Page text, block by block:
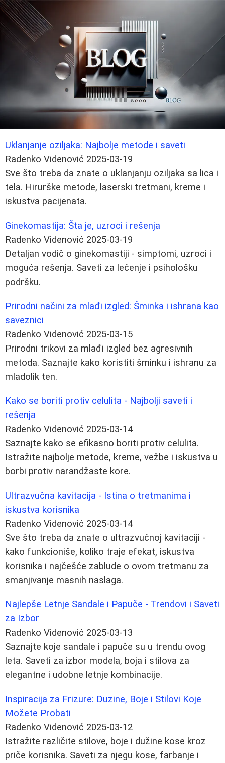
Uklanjanje oziljaka: Najbolje metode i saveti
Radenko Videnović 2025-03-19
Sve što treba da znate o uklanjanju oziljaka sa lica i
tela. Hirurške metode, laserski tretmani, kreme i
iskustva pacijenata.
Ginekomastija: Šta je, uzroci i rešenja
Radenko Videnović 2025-03-19
Detaljan vodič o ginekomastiji - simptomi, uzroci i
moguća rešenja. Saveti za lečenje i psihološku
podršku.
Prirodni načini za mlađi izgled: Šminka i ishrana kao
saveznici
Radenko Videnović 2025-03-15
Prirodni trikovi za mlađi izgled bez agresivnih
metoda. Saznajte kako koristiti šminku i ishranu za
mladolik ten.
Kako se boriti protiv celulita - Najbolji saveti i
rešenja
Radenko Videnović 2025-03-14
Saznajte kako se efikasno boriti protiv celulita.
Istražite najbolje metode, kreme, vežbe i iskustva u
borbi protiv narandžaste kore.
Ultrazvučna kavitacija - Istina o tretmanima i
iskustva korisnika
Radenko Videnović 2025-03-14
Sve što treba da znate o ultrazvučnoj kavitaciji -
kako funkcioniše, koliko traje efekat, iskustva
korisnika i najčešće zablude o ovom tretmanu za
smanjivanje masnih naslaga.
Najlepše Letnje Sandale i Papuče - Trendovi i Saveti
za Izbor
Radenko Videnović 2025-03-13
Saznajte koje sandale i papuče su u trendu ovog
leta. Saveti za izbor modela, boja i stilova za
elegantne i udobne letnje kombinacije.
Inspiracija za Frizure: Duzine, Boje i Stilovi Koje
Možete Probati
Radenko Videnović 2025-03-12
Istražite različite stilove, boje i dužine kose kroz
priče korisnika. Saveti za njegu kose, farbanje i